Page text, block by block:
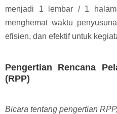
menjadi 1 lembar / 1
menghemat waktu
efisien, dan efektif untuk
Pengertian Rencana
(RPP)
Bicara tentang pengertian